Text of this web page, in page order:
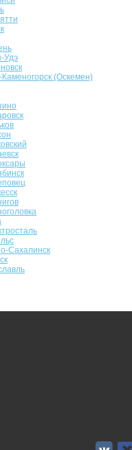
Удэ
Каменогорск (Оскемен)
Сахалинск